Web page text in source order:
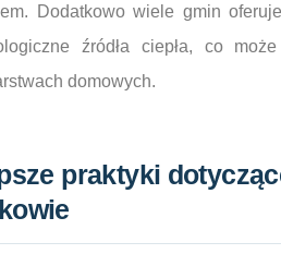
Dodatkowo wiele gmin
źródła ciepła, co
domowych.
praktyki